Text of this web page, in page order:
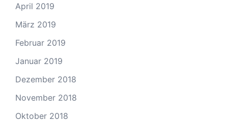
April 2019
März 2019
Februar 2019
Januar 2019
Dezember 2018
November 2018
Oktober 2018